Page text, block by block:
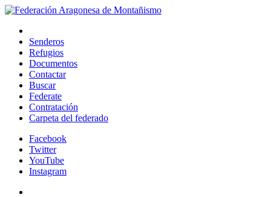
Senderos
Refugios
Documentos
Contactar
Buscar
Federate
Contratación
Carpeta del federado
Facebook
Twitter
YouTube
Instagram